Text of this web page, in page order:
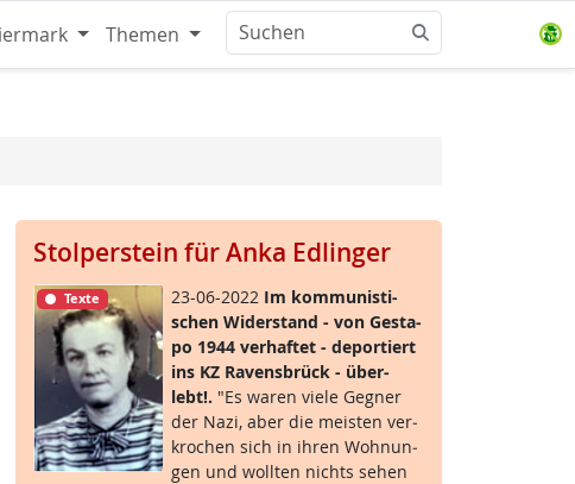
Themen
Stolperstein für Anka Edlinger
Texte 23-06-2022 Im kom­mu­nis­ti­
schen Wi­der­stand - von Ge­sta­
po 1944 ver­haf­tet - de­por­tiert
ins KZ Ra­vens­brück - über­
lebt!. "Es wa­ren vie­le Geg­ner
der Na­zi, aber die meis­ten ver­
kro­chen sich in ih­ren Woh­nun­
gen und woll­ten nichts se­hen